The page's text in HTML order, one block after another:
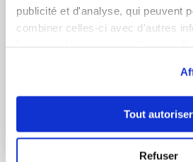
publicité et d'analyse, qui peuvent
combiner celles-ci avec d'autres
Tout autoriser
Refuser
12 Recettes